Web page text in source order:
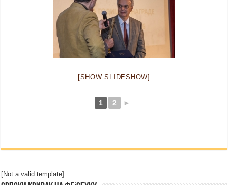
[SHOW SLIDESHOW]
1 2 ►
[Not a valid template]